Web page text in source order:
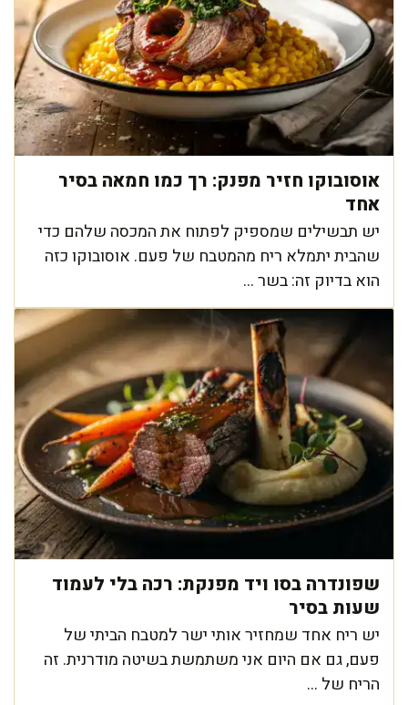
אוסובוקו חזיר מפנק: רך כמו חמאה בסיר
אחד
יש תבשילים שמספיק לפתוח את המכסה שלהם כדי
שהבית יתמלא ריח מהמטבח של פעם. אוסובוקו כזה
הוא בדיוק זה: בשר ...
שפונדרה בסו ויד מפנקת: רכה בלי לעמוד
שעות בסיר
יש ריח אחד שמחזיר אותי ישר למטבח הביתי של
פעם, גם אם היום אני משתמשת בשיטה מודרנית. זה
הריח של ...